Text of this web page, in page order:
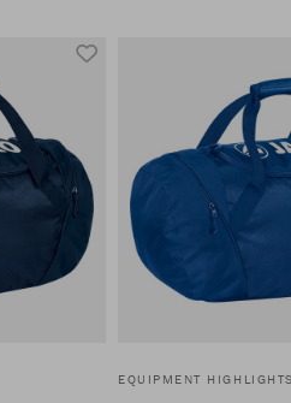
EQUIPMENT